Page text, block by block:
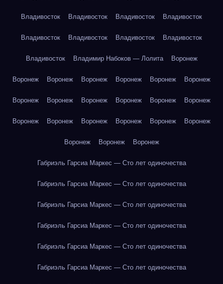
Владивосток Владивосток Владивосток Владивосток
Владивосток Владивосток Владивосток Владивосток
Владивосток Владимир Набоков — Лолита Воронеж
Воронеж Воронеж Воронеж Воронеж Воронеж Воронеж
Воронеж Воронеж Воронеж Воронеж Воронеж Воронеж
Воронеж Воронеж Воронеж Воронеж Воронеж Воронеж
Воронеж Воронеж Воронеж
Габриэль Гарсиа Маркес — Сто лет одиночества
Габриэль Гарсиа Маркес — Сто лет одиночества
Габриэль Гарсиа Маркес — Сто лет одиночества
Габриэль Гарсиа Маркес — Сто лет одиночества
Габриэль Гарсиа Маркес — Сто лет одиночества
Габриэль Гарсиа Маркес — Сто лет одиночества